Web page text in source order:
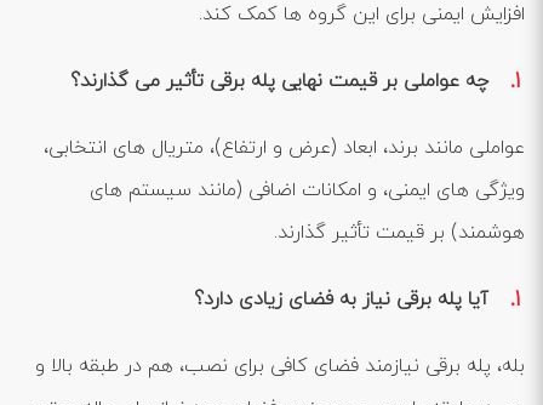
افزایش ایمنی برای این گروه‌ ها کمک کند.
چه عواملی بر قیمت نهایی پله برقی تأثیر می ‌گذارند؟
عواملی مانند برند، ابعاد (عرض و ارتفاع)، متریال‌ های انتخابی،
ویژگی ‌های ایمنی، و امکانات اضافی (مانند سیستم ‌های
هوشمند) بر قیمت تأثیر گذارند.
آیا پله برقی نیاز به فضای زیادی دارد؟
بله، پله برقی نیازمند فضای کافی برای نصب، هم در طبقه بالا و